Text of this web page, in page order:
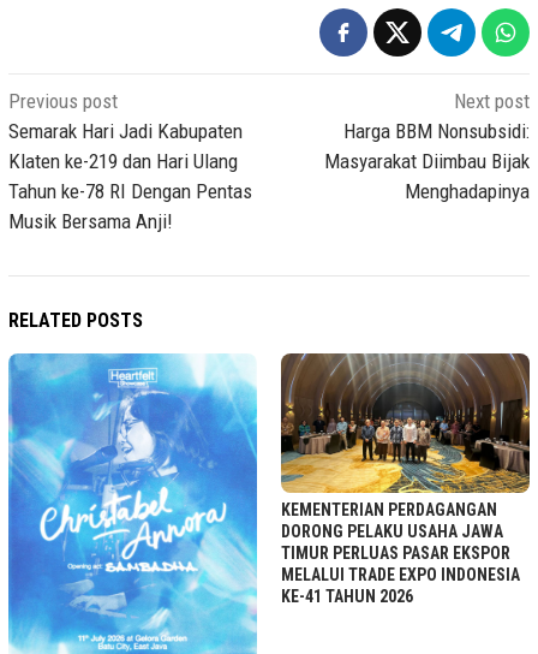
Post
navigation
Previous post
Semarak Hari Jadi Kabupaten
Klaten ke-219 dan Hari Ulang
Tahun ke-78 RI Dengan Pentas
Musik Bersama Anji!
Next post
Harga BBM Nonsubsidi:
Masyarakat Diimbau Bijak
Menghadapinya
RELATED POSTS
KEMENTERIAN PERDAGANGAN
DORONG PELAKU USAHA JAWA
TIMUR PERLUAS PASAR EKSPOR
MELALUI TRADE EXPO INDONESIA
KE-41 TAHUN 2026